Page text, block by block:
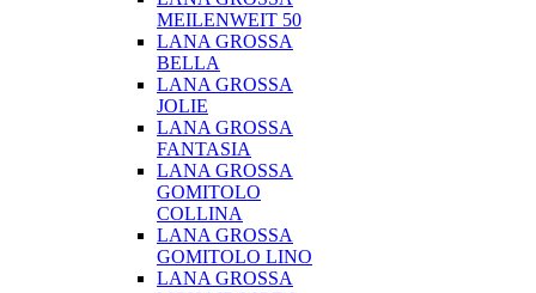
MEILENWEIT 50
LANA GROSSA
BELLA
LANA GROSSA
JOLIE
LANA GROSSA
FANTASIA
LANA GROSSA
GOMITOLO
COLLINA
LANA GROSSA
GOMITOLO LINO
LANA GROSSA